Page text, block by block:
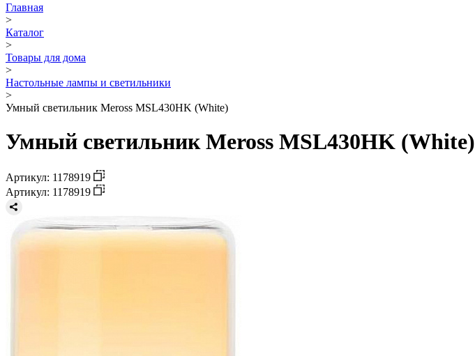
Главная
>
Каталог
>
Товары для дома
>
Настольные лампы и светильники
>
Умный светильник Meross MSL430HK (White)
Умный светильник Meross MSL430HK (White)
Артикул: 1178919
Артикул: 1178919